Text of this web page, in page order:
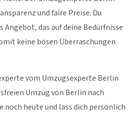
und faire Preise. Du
das auf deine Bedürfnisse
keine bösen Überraschungen
vom Umzugsexperte Berlin
Umzug von Berlin nach
noch heute und lass dich persönlich